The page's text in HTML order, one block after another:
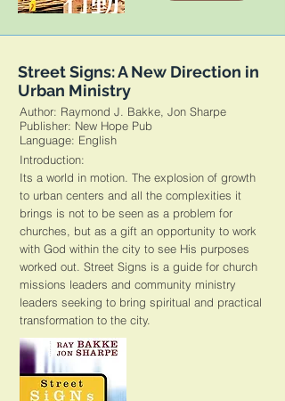
Street Signs: A New Direction in
Urban Ministry
Author: Raymond J. Bakke, Jon Sharpe
Publisher: New Hope Pub
​Language: English
Introduction:
Its a world in motion. The explosion of growth
to urban centers and all the complexities it
brings is not to be seen as a problem for
churches, but as a gift an opportunity to work
with God within the city to see His purposes
worked out. Street Signs is a guide for church
missions leaders and community ministry
leaders seeking to bring spiritual and practical
transformation to the city.